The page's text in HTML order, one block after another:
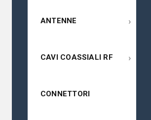
ANTENNE ›
CAVI COASSIALI RF ›
CONNETTORI